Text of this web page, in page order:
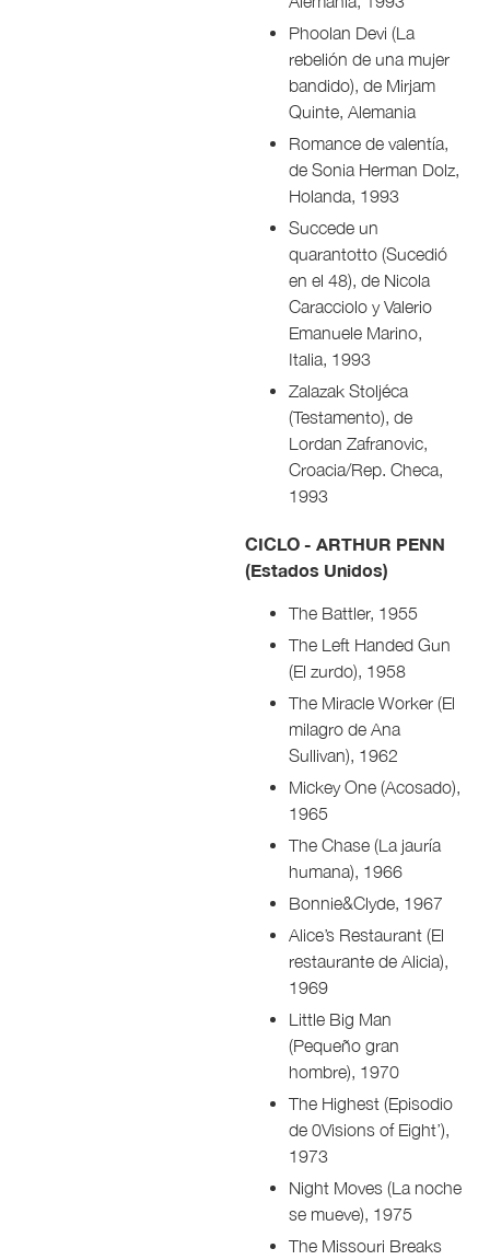
Phoolan Devi (La
rebelión de una mujer
bandido), de Mirjam
Quinte, Alemania
Romance de valentía,
de Sonia Herman Dolz,
Holanda, 1993
Succede un
quarantotto (Sucedió
en el 48), de Nicola
Caracciolo y Valerio
Emanuele Marino,
Italia, 1993
Zalazak Stoljéca
(Testamento), de
Lordan Zafranovic,
Croacia/Rep. Checa,
1993
CICLO - ARTHUR PENN
(Estados Unidos)
The Battler, 1955
The Left Handed Gun
(El zurdo), 1958
The Miracle Worker (El
milagro de Ana
Sullivan), 1962
Mickey One (Acosado),
1965
The Chase (La jauría
humana), 1966
Bonnie&Clyde, 1967
Alice’s Restaurant (El
restaurante de Alicia),
1969
Little Big Man
(Pequeño gran
hombre), 1970
The Highest (Episodio
de 0Visions of Eight’),
1973
Night Moves (La noche
se mueve), 1975
The Missouri Breaks